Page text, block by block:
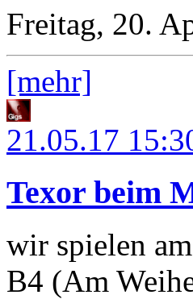
Freitag, 20.
[mehr]
21.05.17
Texor beim
wir spielen
B4 (Am